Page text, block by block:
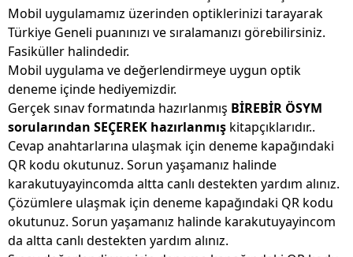
Mobil uygulamamız üzerinden optiklerinizi tarayarak
Türkiye Geneli puanınızı ve sıralamanızı görebilirsiniz.
Fasiküller halindedir.
Mobil uygulama ve değerlendirmeye uygun optik
deneme içinde hediyemizdir.
Gerçek sınav formatında hazırlanmış BİREBİR ÖSYM
sorularından SEÇEREK hazırlanmış kitapçıklarıdır..
Cevap anahtarlarına ulaşmak için deneme kapağındaki
QR kodu okutunuz. Sorun yaşamanız halinde
karakutuyayincomda altta canlı destekten yardım alınız.
Çözümlere ulaşmak için deneme kapağındaki QR kodu
okutunuz. Sorun yaşamanız halinde karakutuyayincom
da altta canlı destekten yardım alınız.